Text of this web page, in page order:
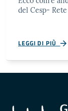
del Cesp-
LEGGI DI PIÙ